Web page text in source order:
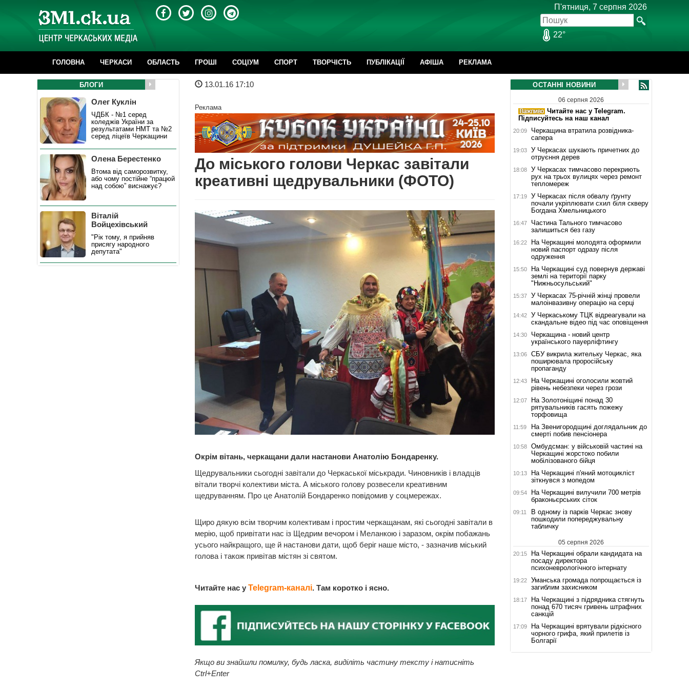
П'ятниця, 7 серпня 2026
22°
ГОЛОВНА ЧЕРКАСИ ОБЛАСТЬ ГРОШІ CОЦІУМ СПОРТ ТВОРЧІСТЬ ПУБЛІКАЦІЇ АФІША РЕКЛАМА
13.01.16 17:10
Реклама
До міського голови Черкас завітали
креативні щедрувальники (ФОТО)
Окрім вітань, черкащани дали настанови Анатолію Бондаренку.
Щедрувальники сьогодні завітали до Черкаської міськради. Чиновників і владців
вітали творчі колективи міста. А міського голову розвесели креативним
щедруванням. Про це Анатолій Бондаренко повідомив у соцмережах.
Щиро дякую всім творчим колективам і простим черкащанам, які сьогодні завітали в
мерію, щоб привітати нас із Щедрим вечором і Меланкою і заразом, окрім побажань
усього найкращого, ще й настанови дати, щоб беріг наше місто, - зазначив міський
голова і також привітав містян зі святом.
Читайте нас у Telegram-каналі. Там коротко і ясно.
Якщо ви знайшли помилку, будь ласка, виділіть частину тексту і натисніть
Ctrl+Enter
БЛОГИ
Олег Куклін
ЧДБК - №1 серед
коледжів України за
результатами НМТ та №2
серед ліцеїв Черкащини
Олена Берестенко
Втома від саморозвитку,
або чому постійне “працюй
над собою” виснажує?
Віталій
Войцехівський
"Рік тому, я прийняв
присягу народного
депутата"
ОСТАННІ НОВИНИ
06 серпня 2026
Читайте нас у Telegram.
Підписуйтесь на наш канал
20:09
Черкащина втратила розвідника-
сапера
19:03
У Черкасах шукають причетних до
отруєння дерев
18:08
У Черкасах тимчасово перекриють
рух на трьох вулицях через ремонт
тепломереж
17:19
У Черкасах після обвалу ґрунту
почали укріплювати схил біля скверу
Богдана Хмельницького
16:47
Частина Тального тимчасово
залишиться без газу
16:22
На Черкащині молодята оформили
новий паспорт одразу після
одруження
15:50
На Черкащині суд повернув державі
землі на території парку
"Нижньосульський"
15:37
У Черкасах 75-річній жінці провели
малоінвазивну операцію на серці
14:42
У Черкаському ТЦК відреагували на
скандальне відео під час оповіщення
14:30
Черкащина - новий центр
українського пауерліфтингу
13:06
СБУ викрила жительку Черкас, яка
поширювала проросійську
пропаганду
12:43
На Черкащині оголосили жовтий
рівень небезпеки через грози
12:07
На Золотоніщині понад 30
рятувальників гасять пожежу
торфовища
11:59
На Звенигородщині доглядальник до
смерті побив пенсіонера
10:58
Омбудсман: у військовій частині на
Черкащині жорстоко побили
мобілізованого бійця
10:13
На Черкащині п'яний мотоцикліст
зіткнувся з мопедом
09:54
На Черкащині вилучили 700 метрів
браконьєрських сіток
09:11
В одному із парків Черкас знову
пошкодили попереджувальну
табличку
05 серпня 2026
20:15
На Черкащині обрали кандидата на
посаду директора
психоневрологічного інтернату
19:22
Уманська громада попрощається із
загиблим захисником
18:17
На Черкащині з підрядника стягнуть
понад 670 тисяч гривень штрафних
санкцій
17:09
На Черкащині врятували рідкісного
чорного грифа, який прилетів із
Болгарії